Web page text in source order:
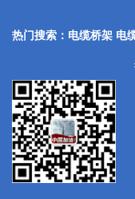
热门搜索：电缆桥架 电